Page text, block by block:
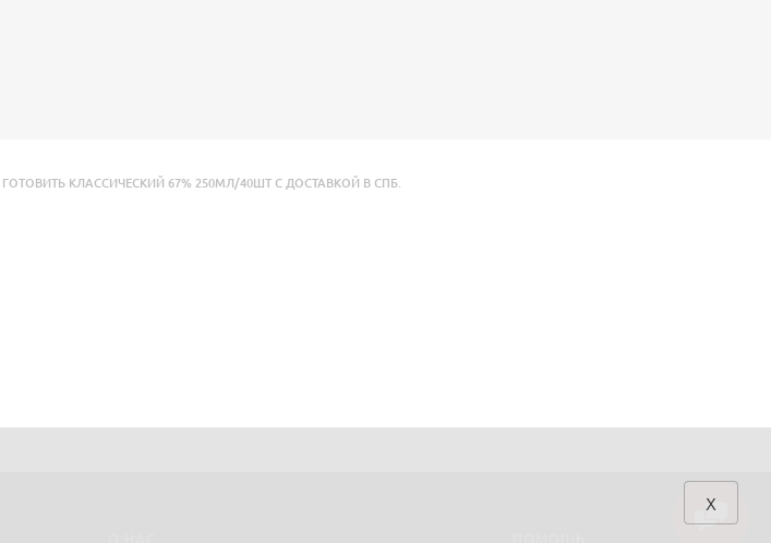
КЛАССИЧЕСКИЙ 67% 250МЛ/40ШТ С ДОСТАВКОЙ В СПБ.
x